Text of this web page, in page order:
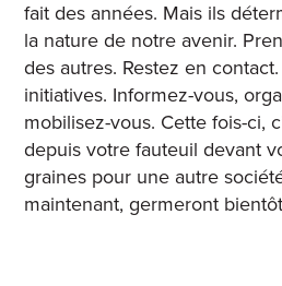
fait des années. Mais ils
la nature de notre avenir.
des autres. Restez en
initiatives. Informez-vous,
mobilisez-vous. Cette fois-ci,
depuis votre fauteuil devant
graines pour une autre
maintenant, germeront